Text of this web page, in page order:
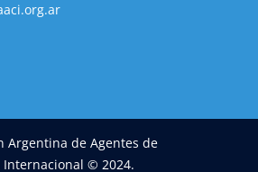
Argentina de Agentes de
Internacional © 2024.